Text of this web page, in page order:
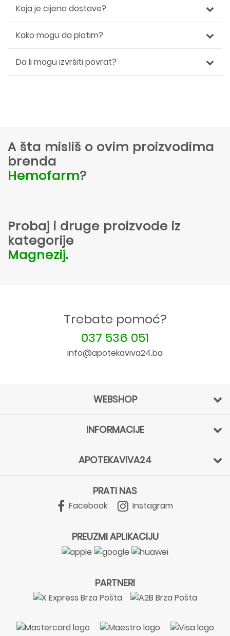
Koja je cijena dostave?
Kako mogu da platim?
Da li mogu izvršiti povrat?
A šta misliš o ovim proizvodima
brenda
Hemofarm?
Probaj i druge proizvode iz
kategorije
Magnezij.
Trebate pomoć?
037 536 051
info@apotekaviva24.ba
WEBSHOP
INFORMACIJE
APOTEKAVIVA24
PRATI NAS
Facebook Instagram
PREUZMI APLIKACIJU
PARTNERI